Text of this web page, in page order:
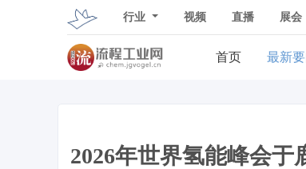
行业 视频 直播 展会
首页 最新
2026年世界氢能峰会